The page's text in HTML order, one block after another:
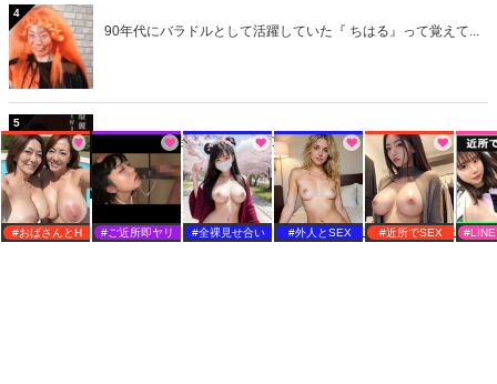
#おばさんとH #ご近所即ヤリ #全裸見せ合い #外人とSEX #近所でSEX #LINE
4
90年代にバラドルとして活躍していた『 ちはる』って覚えて...
5
懐かしい！美人女優・お酒のCMに出演している美女たち
>>総合人気ランキング